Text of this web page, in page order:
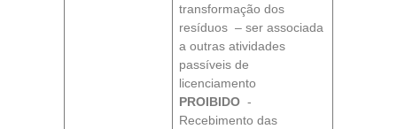
transformação dos
resíduos – ser associada
a outras atividades
passíveis de
licenciamento
PROIBIDO -
Recebimento das